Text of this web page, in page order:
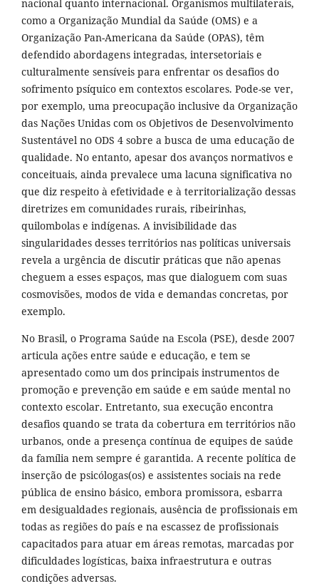
nacional quanto internacional. Organismos multilaterais,
como a Organização Mundial da Saúde (OMS) e a
Organização Pan-Americana da Saúde (OPAS), têm
defendido abordagens integradas, intersetoriais e
culturalmente sensíveis para enfrentar os desafios do
sofrimento psíquico em contextos escolares. Pode-se ver,
por exemplo, uma preocupação inclusive da Organização
das Nações Unidas com os Objetivos de Desenvolvimento
Sustentável no ODS 4 sobre a busca de uma educação de
qualidade. No entanto, apesar dos avanços normativos e
conceituais, ainda prevalece uma lacuna significativa no
que diz respeito à efetividade e à territorialização dessas
diretrizes em comunidades rurais, ribeirinhas,
quilombolas e indígenas. A invisibilidade das
singularidades desses territórios nas políticas universais
revela a urgência de discutir práticas que não apenas
cheguem a esses espaços, mas que dialoguem com suas
cosmovisões, modos de vida e demandas concretas, por
exemplo.
No Brasil, o Programa Saúde na Escola (PSE), desde 2007
articula ações entre saúde e educação, e tem se
apresentado como um dos principais instrumentos de
promoção e prevenção em saúde e em saúde mental no
contexto escolar. Entretanto, sua execução encontra
desafios quando se trata da cobertura em territórios não
urbanos, onde a presença contínua de equipes de saúde
da família nem sempre é garantida. A recente política de
inserção de psicólogas(os) e assistentes sociais na rede
pública de ensino básico, embora promissora, esbarra
em desigualdades regionais, ausência de profissionais em
todas as regiões do país e na escassez de profissionais
capacitados para atuar em áreas remotas, marcadas por
dificuldades logísticas, baixa infraestrutura e outras
condições adversas.